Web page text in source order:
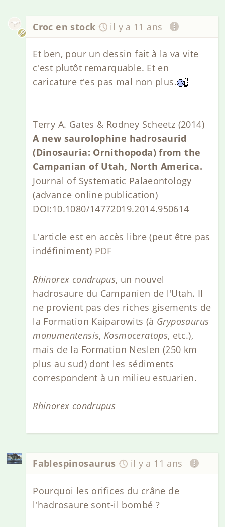
Croc en stock il y a 11 ans
Et ben, pour un dessin fait à la va vite
c'est plutôt remarquable. Et en
caricature t'es pas mal non plus.
Terry A. Gates & Rodney Scheetz (2014)
A new saurolophine hadrosaurid
(Dinosauria: Ornithopoda) from the
Campanian of Utah, North America.
Journal of Systematic Palaeontology
(advance online publication)
DOI:10.1080/14772019.2014.950614
L'article est en accès libre (peut être pas
indéfiniment) PDF
Rhinorex condrupus, un nouvel
hadrosaure du Campanien de l'Utah. Il
ne provient pas des riches gisements de
la Formation Kaiparowits (à Gryposaurus
monumentensis, Kosmoceratops, etc.),
mais de la Formation Neslen (250 km
plus au sud) dont les sédiments
correspondent à un milieu estuarien.
Rhinorex condrupus
Fablespinosaurus il y a 11 ans
Pourquoi les orifices du crâne de
l'hadrosaure sont-il bombé ?